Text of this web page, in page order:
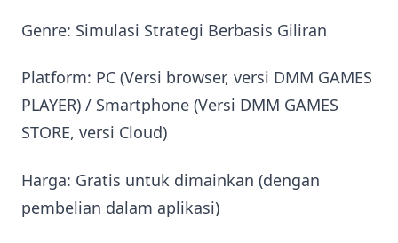
Genre: Simulasi Strategi Berbasis Giliran
Platform: PC (Versi browser, versi DMM GAMES
PLAYER) / Smartphone (Versi DMM GAMES
STORE, versi Cloud)
Harga: Gratis untuk dimainkan (dengan
pembelian dalam aplikasi)